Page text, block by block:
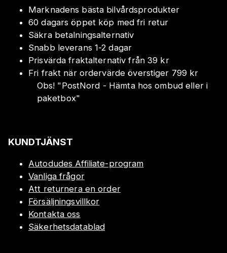
Marknadens bästa bilvårdsprodukter
60 dagars öppet köp med fri retur
Säkra betalningsalternativ
Snabb leverans 1-2 dagar
Prisvärda fraktalternativ från 39 kr
Fri frakt när ordervärde överstiger 799 kr
Obs! "PostNord - Hämta hos ombud eller i
paketbox"
KUNDTJÄNST
Autodudes Affiliate-program
Vanliga frågor
Att returnera en order
Försäljningsvillkor
Kontakta oss
Säkerhetsdatablad